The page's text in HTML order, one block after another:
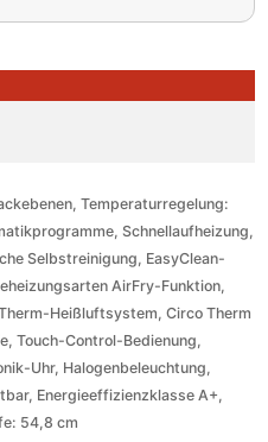
Temperaturregelung:
Schnellaufheizung,
Selbstreinigung, EasyClean-
AirFry-Funktion,
Heißluftsystem, Circo Therm
Touch-Control-Bedienung,
Uhr, Halogenbeleuchtung,
Energieeffizienzklasse A+,
54,8 cm